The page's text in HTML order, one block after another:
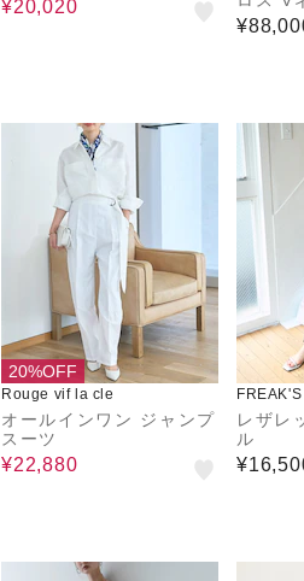
¥20,020
ワン
20%OFF
Rouge vif la cle
オールインワン ジャンプ
スーツ
¥22,880
レザレ
ル